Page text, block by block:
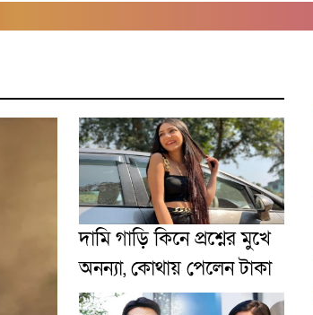
দামি গাড়ি কিনে প্রশ্নের মুখে
অনন্যা, কোথায় পেলেন টাকা